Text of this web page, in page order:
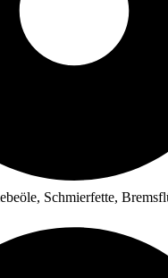
Schmierfette,